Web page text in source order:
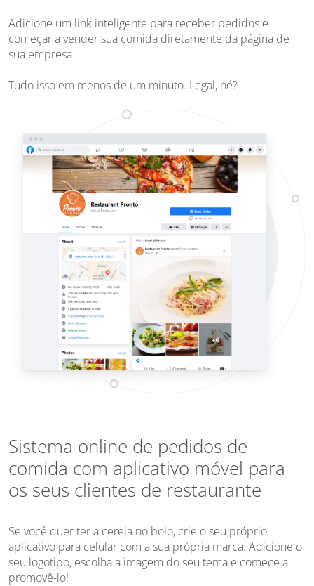
Adicione um link inteligente para receber pedidos e
começar a vender sua comida diretamente da página de
sua empresa.
Tudo isso em menos de um minuto. Legal, né?
Sistema online de pedidos de
comida com aplicativo móvel para
os seus clientes de restaurante
Se você quer ter a cereja no bolo, crie o seu próprio
aplicativo para celular com a sua própria marca. Adicione o
seu logotipo, escolha a imagem do seu tema e comece a
promovê-lo!